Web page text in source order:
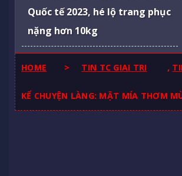
Quốc tế 2023, hé lộ trang phục
nặng hơn 10kg
HOME > TIN TC GIAI TRI ,
KỂ CHUYỆN LÀNG: MẬT MÍA THƠM